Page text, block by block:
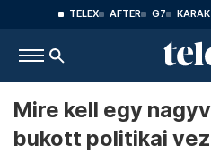
TELEX AFTER G7
Mire kell egy
bukott politikai